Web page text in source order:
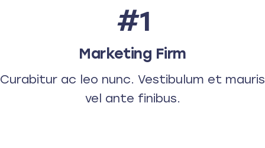
#1
Marketing Firm
Curabitur ac leo nunc. Vestibulum et mauris
vel ante finibus.